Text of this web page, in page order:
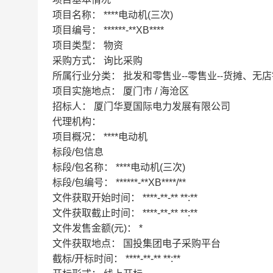
项目名称：
****电动机(三次)
项目编号：
******-**XB****
项目类型：
物资
采购方式：
询比采购
所属行业分类：
批发和零售业--零售业--货摊、无
项目实施地点：
厦门市 / 海沧区
招标人：
厦门华夏国际电力发展有限公司
代理机构：
项目概况：
****电动机
标段/包信息
标段/包名称：
****电动机(三次)
标段/包编号：
******-**XB****/**
文件获取开始时间：
****-**-** **:**
文件获取截止时间：
****-**-** **:**
文件发售金额(元)：
*
文件获取地点：
国投集团电子采购平台
截标/开标时间：
****-**-** **:**